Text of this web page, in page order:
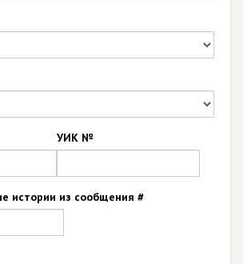
УИК №
истории из сообщения #